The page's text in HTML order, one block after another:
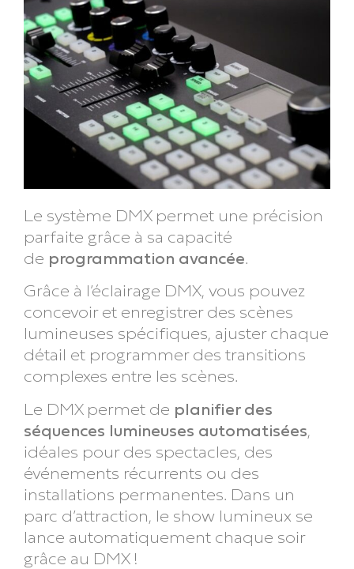
Le système DMX permet une précision
parfaite grâce à sa capacité
de programmation avancée.
Grâce à l’éclairage DMX, vous pouvez
concevoir et enregistrer des scènes
lumineuses spécifiques, ajuster chaque
détail et programmer des transitions
complexes entre les scènes.
Le DMX permet de planifier des
séquences lumineuses automatisées,
idéales pour des spectacles, des
événements récurrents ou des
installations permanentes. Dans un
parc d’attraction, le show lumineux se
lance automatiquement chaque soir
grâce au DMX !